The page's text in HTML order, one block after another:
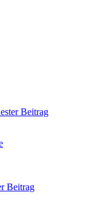
Beitrag
Beitrag